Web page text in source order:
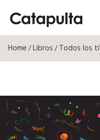
Home/Libros/Todos los